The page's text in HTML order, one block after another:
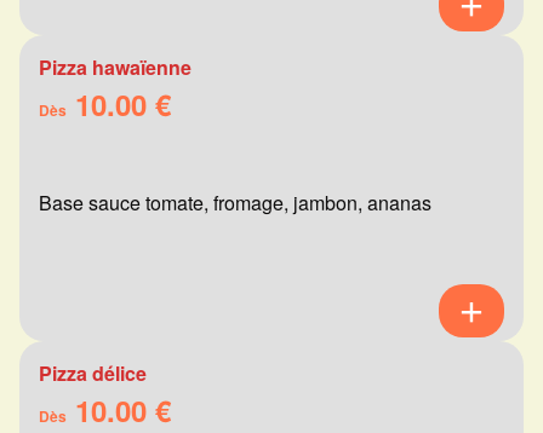
Pizza hawaïenne
Dès 10.00 €
Base sauce tomate, fromage, jambon, ananas
Pizza délice
Dès 10.00 €